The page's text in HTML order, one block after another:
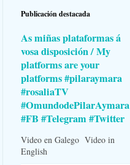
Publicación destacada
As miñas plataformas á
vosa disposición / My
platforms are your
platforms #pilaraymara
#rosaliaTV
#OmundodePilarAymara
#FB #Telegram #Twitter
Video en Galego Video in
English